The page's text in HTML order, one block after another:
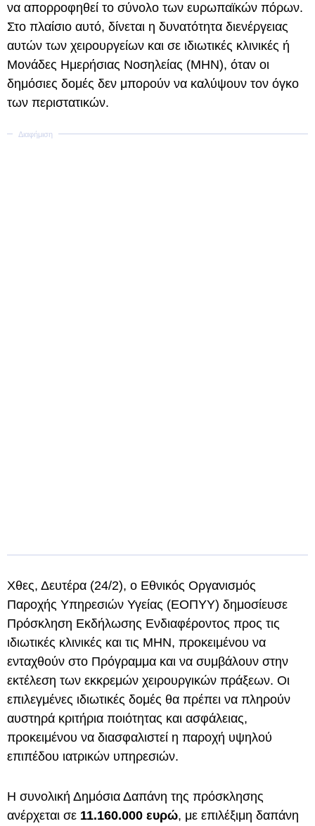
να απορροφηθεί το σύνολο των ευρωπαϊκών πόρων.
Στο πλαίσιο αυτό, δίνεται η δυνατότητα διενέργειας
αυτών των χειρουργείων και σε ιδιωτικές κλινικές ή
Μονάδες Ημερήσιας Νοσηλείας (ΜΗΝ), όταν οι
δημόσιες δομές δεν μπορούν να καλύψουν τον όγκο
των περιστατικών.
Χθες, Δευτέρα (24/2), ο Εθνικός Οργανισμός
Παροχής Υπηρεσιών Υγείας (ΕΟΠΥΥ) δημοσίευσε
Πρόσκληση Εκδήλωσης Ενδιαφέροντος προς τις
ιδιωτικές κλινικές και τις ΜΗΝ, προκειμένου να
ενταχθούν στο Πρόγραμμα και να συμβάλουν στην
εκτέλεση των εκκρεμών χειρουργικών πράξεων. Οι
επιλεγμένες ιδιωτικές δομές θα πρέπει να πληρούν
αυστηρά κριτήρια ποιότητας και ασφάλειας,
προκειμένου να διασφαλιστεί η παροχή υψηλού
επιπέδου ιατρικών υπηρεσιών.
H συνολική Δημόσια Δαπάνη της πρόσκλησης
ανέρχεται σε 11.160.000 ευρώ, με επιλέξιμη δαπάνη